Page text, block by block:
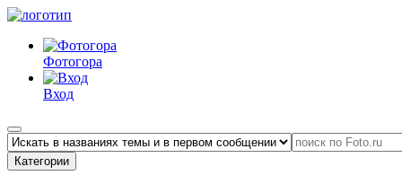
Фотогора
Вход
Категории